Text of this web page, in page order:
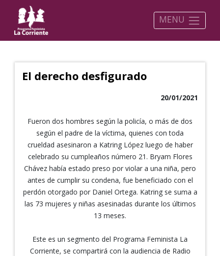
MENU
El derecho desfigurado
20/01/2021
Fueron dos hombres según la policía, o más de dos
según el padre de la víctima, quienes con toda
crueldad asesinaron a Katring López luego de haber
celebrado su cumpleaños número 21. Bryam Flores
Chávez había estado preso por violar a una niña, pero
antes de cumplir su condena, fue beneficiado con el
perdón otorgado por Daniel Ortega. Katring se suma a
las 73 mujeres y niñas asesinadas durante los últimos
13 meses.
Este es un segmento del Programa Feminista La
Corriente, se compartirá con la audiencia de Radio